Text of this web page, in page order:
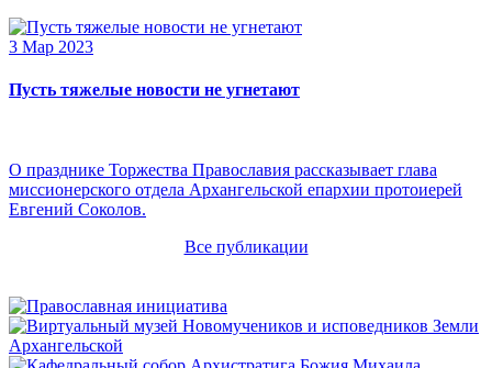
3 Мар 2023
Пусть тяжелые новости не угнетают
О празднике Торжества Православия рассказывает глава
миссионерского отдела Архангельской епархии протоиерей
Евгений Соколов.
Все публикации